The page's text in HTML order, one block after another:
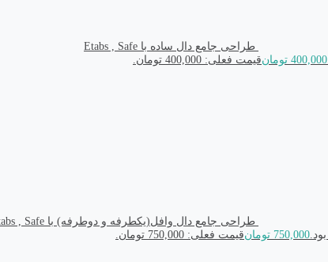
طراحی جامع دال ساده با Etabs , Safe
400,000 تومانقیمت فعلی: 400,000 تومان.
طراحی جامع دال وافل(یکطرفه و دوطرفه) با Etabs , Safe
750,000 تومانقیمت فعلی: 750,000 تومان.